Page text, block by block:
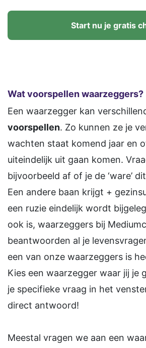
Start nu je gratis
Wat voorspellen waarzeggers?
Een waarzegger kan
voorspellen. Zo kunnen ze je
wachten staat komend jaar en
uiteindelijk uit gaan komen.
bijvoorbeeld af of je de ‘ware’
Een andere baan krijgt +
een ruzie eindelijk wordt
ook is, waarzeggers bij
beantwoorden al je
een van onze waarzeggers is
Kies een waarzegger waar jij je
je specifieke vraag in het
direct antwoord!
Meestal vragen we aan een